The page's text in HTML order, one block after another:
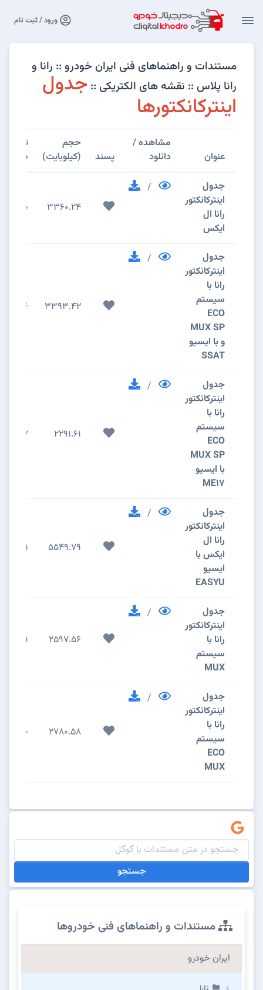
ورود / ثبت نام
مستندات و راهنماهای فنی ایران خودرو :: رانا و
رانا پلاس :: نقشه های الکتریکی :: جدول
اینترکانکتورها
عنوان
مشاهده /
دانلود
پسند
حجم
(کیلوبایت)
تعداد
جدول
اینترکانکتور
رانا ال
ایکس
/
3360.24
10
جدول
اینترکانکتور
رانا با
سیستم
ECO
MUX SP
و با ایسیو
SSAT
/
3393.42
6
جدول
اینترکانکتور
رانا با
سیستم
ECO
MUX SP
با ایسیو
ME17
/
2291.61
7
جدول
اینترکانکتور
رانا ال
ایکس با
ایسیو
EASYU
/
5549.79
11
جدول
اینترکانکتور
رانا با
سیستم
MUX
/
2597.56
9
جدول
اینترکانکتور
رانا با
سیستم
ECO
MUX
/
2780.58
10
جستجو
مستندات و راهنماهای فنی خودروها
ایران خودرو